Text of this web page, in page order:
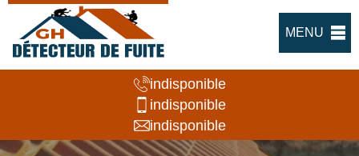
MENU
indisponible
indisponible
indisponible